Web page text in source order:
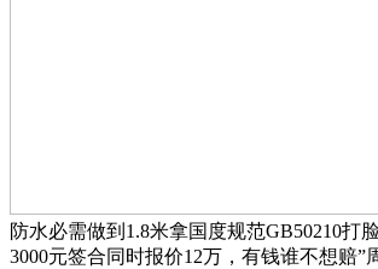
防水必需做到1.8米拿国度规范GB50210打
3000元签合同时报价12万，有钱谁不想赔”